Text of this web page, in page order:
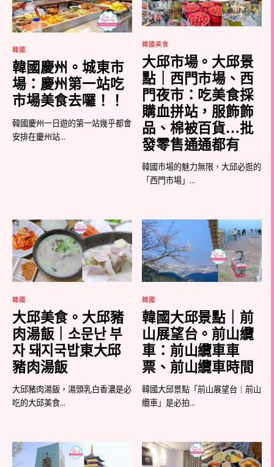
韓國
韓國慶州。城東市
場：慶州第一站吃
市場美食去囉！！
韓國慶州一日遊的第一站幾乎都會
安排在慶州站...
韓國美食
大邱市場。大邱景
點｜西門市場、西
門夜市：吃美食採
購血拼站，服飾飾
品、棉被百貨…批
發零售通通都有
韓國市場的魅力無限，大邱必逛的
「西門市場」...
韓國
大邱美食。大邱豬
肉湯飯｜소문난 부
자 돼지국밥東大邱
豬肉湯飯
大邱豬肉湯飯，湯頭乳白香濃是必
吃的大邱美食...
韓國
韓國大邱景點｜前
山展望台。前山纜
車：前山纜車車
票、前山纜車時間
韓國大邱景點「前山展望台｜前山
纜車」是必拍...